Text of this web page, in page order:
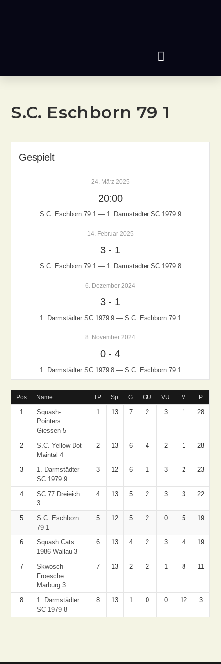
S.C. Eschborn 79 1
Gespielt
24. März 2025
20:00
S.C. Eschborn 79 1 — 1. Darmstädter SC 1979 9
14. Februar 2025
3 - 1
S.C. Eschborn 79 1 — 1. Darmstädter SC 1979 8
6. Dezember 2024
3 - 1
1. Darmstädter SC 1979 9 — S.C. Eschborn 79 1
8. November 2024
0 -4
1. Darmstädter SC 1979 8 — S.C. Eschborn 79 1
Pos Name TP Sp G GU VU V P
1
Squash-
Pointers
Giessen 5
1 13 7 2 3 1 28
2
S.C. Yellow Dot
Maintal 4
2 13 6 4 2 1 28
3
1. Darmstädter
SC 1979 9
3 12 6 1 3 2 23
4
SC 77 Dreieich
3
4 13 5 2 3 3 22
5
S.C. Eschborn
79 1
5 12 5 2 0 5 19
6
Squash Cats
1986 Wallau 3
6 13 4 2 3 4 19
7
Skwosch-
Froesche
Marburg 3
7 13 2 2 1 8 11
8
1. Darmstädter
SC 1979 8
8 13 1 0 0 12 3